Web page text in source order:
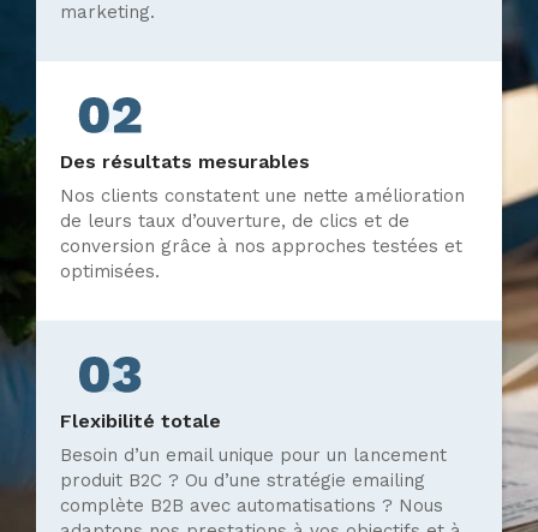
marketing.
Des résultats mesurables
Nos clients constatent une nette amélioration
de leurs taux d’ouverture, de clics et de
conversion grâce à nos approches testées et
optimisées.
Flexibilité totale
Besoin d’un email unique pour un lancement
produit B2C ? Ou d’une stratégie emailing
complète B2B avec automatisations ? Nous